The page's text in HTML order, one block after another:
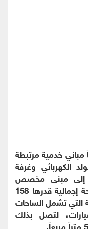
خدمية مرتبطة
الكهربائي وغرفة
إلى مبنى مخصص
لغرف الغازات الطبية الخارجية بمساحة إجمالية قدرها 158
التي تشمل الساحات
لتصل بذلك